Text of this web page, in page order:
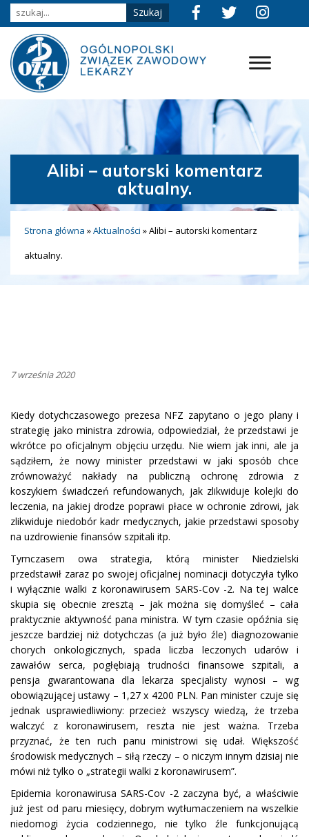
Alibi – autorski komentarz
aktualny.
Strona główna »Aktualności »Alibi – autorski komentarz
aktualny.
7 września 2020
Kiedy dotychczasowego prezesa NFZ zapytano o jego plany i
strategię jako ministra zdrowia, odpowiedział, że przedstawi je
wkrótce po oficjalnym objęciu urzędu. Nie wiem jak inni, ale ja
sądziłem, że nowy minister przedstawi w jaki sposób chce
zrównoważyć nakłady na publiczną ochronę zdrowia z
koszykiem świadczeń refundowanych, jak zlikwiduje kolejki do
leczenia, na jakiej drodze poprawi płace w ochronie zdrowi, jak
zlikwiduje niedobór kadr medycznych, jakie przedstawi sposoby
na uzdrowienie finansów szpitali itp.
Tymczasem owa strategia, którą minister Niedzielski
przedstawił zaraz po swojej oficjalnej nominacji dotyczyła tylko
i wyłącznie walki z koronawirusem SARS-Cov -2. Na tej walce
skupia się obecnie zresztą – jak można się domyśleć – cała
praktycznie aktywność pana ministra. W tym czasie opóźnia się
jeszcze bardziej niż dotychczas (a już było źle) diagnozowanie
chorych onkologicznych, spada liczba leczonych udarów i
zawałów serca, pogłębiają trudności finansowe szpitali, a
pensja gwarantowana dla lekarza specjalisty wynosi – wg
obowiązującej ustawy – 1,27 x 4200 PLN. Pan minister czuje się
jednak usprawiedliwiony: przecież wszyscy wiedzą, że trzeba
walczyć z koronawirusem, reszta nie jest ważna. Trzeba
przyznać, że ten ruch panu ministrowi się udał. Większość
środowisk medycznych – siłą rzeczy – o niczym innym dzisiaj nie
mówi niż tylko o „strategii walki z koronawirusem”.
Epidemia koronawirusa SARS-Cov -2 zaczyna być, a właściwie
już jest od paru miesięcy, dobrym wytłumaczeniem na wszelkie
niedomogi życia codziennego, nie tylko źle funkcjonującą